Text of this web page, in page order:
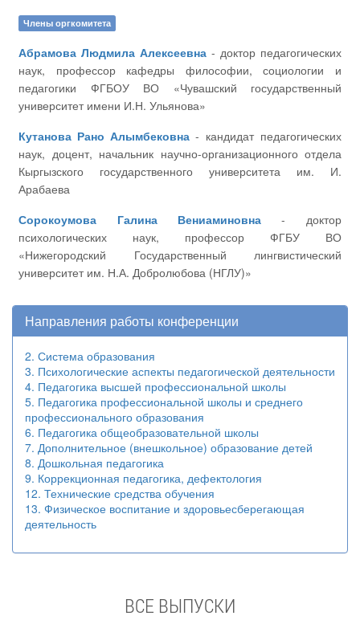
Члены оргкомитета
Абрамова Людмила Алексеевна
наук, профессор кафедры философии, социологии и
педагогики ФГБОУ ВО «Чувашский государственный
университет имени И.Н. Ульянова»
Кутанова Рано Алымбековна
наук, доцент, начальник научно-организационного отдела
Кыргызского государственного университета им. И.
Арабаева
Сорокоумова Галина Вениаминовна
психологических наук, профессор ФГБУ ВО
«Нижегородский Государственный лингвистический
университет им. Н.А. Добролюбова (НГЛУ)»
Направления работы конференции
2. Система образования
3. Психологические аспекты педагогической деятельности
4. Педагогика высшей профессиональной школы
5. Педагогика профессиональной школы и среднего
профессионального образования
6. Педагогика общеобразовательной школы
7. Дополнительное (внешкольное) образование детей
8. Дошкольная педагогика
9. Коррекционная педагогика, дефектология
12. Технические средства обучения
13. Физическое воспитание и здоровьесберегающая
деятельность
ВСЕ ВЫПУСКИ